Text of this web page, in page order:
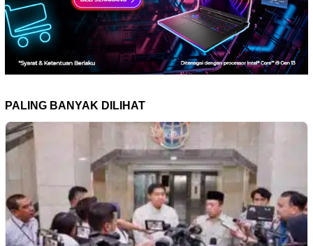
PALING BANYAK DILIHAT